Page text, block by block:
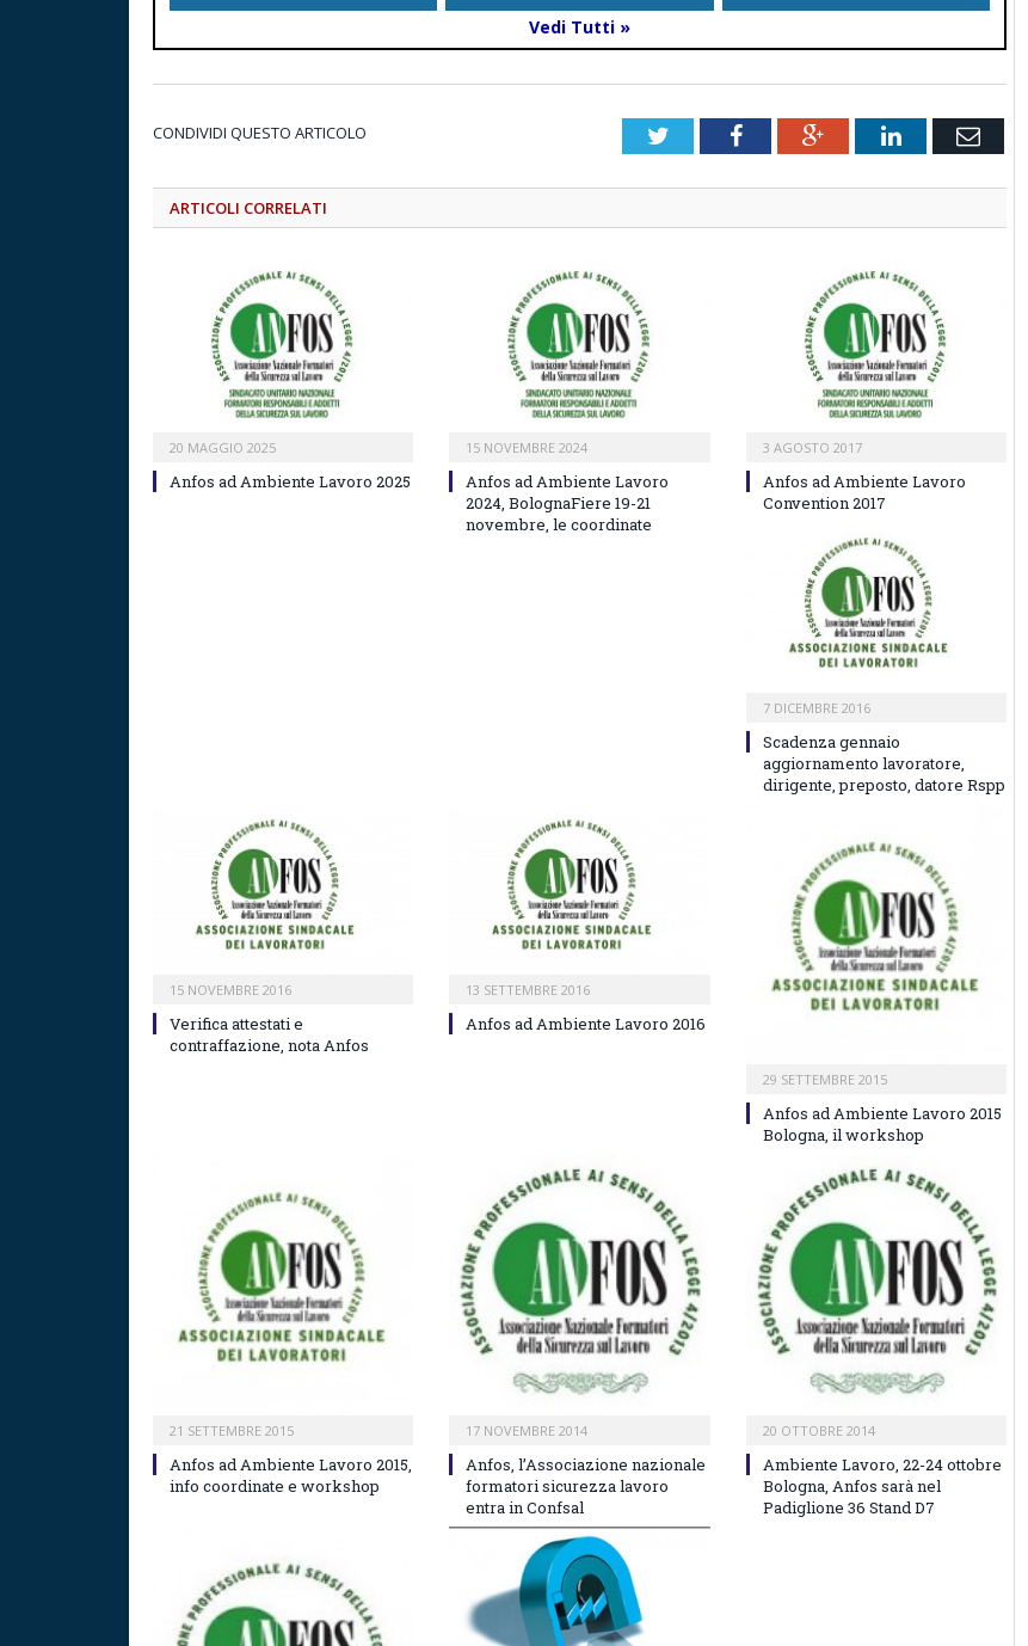
Vedi Tutti »
CONDIVIDI QUESTO ARTICOLO TwitterFacebookGoogle+LinkedInEmail
ARTICOLI CORRELATI
20 MAGGIO 2025
Anfos ad Ambiente Lavoro 2025
15 NOVEMBRE 2024
Anfos ad Ambiente Lavoro
2024, BolognaFiere 19-21
novembre, le coordinate
3 AGOSTO 2017
Anfos ad Ambiente Lavoro
Convention 2017
7 DICEMBRE 2016
Scadenza gennaio
aggiornamento lavoratore,
dirigente, preposto, datore Rspp
15 NOVEMBRE 2016
Verifica attestati e
contraffazione, nota Anfos
13 SETTEMBRE 2016
Anfos ad Ambiente Lavoro 2016
29 SETTEMBRE 2015
Anfos ad Ambiente Lavoro 2015
Bologna, il workshop
21 SETTEMBRE 2015
Anfos ad Ambiente Lavoro 2015,
info coordinate e workshop
17 NOVEMBRE 2014
Anfos, l’Associazione nazionale
formatori sicurezza lavoro
entra in Confsal
20 OTTOBRE 2014
Ambiente Lavoro, 22-24 ottobre
Bologna, Anfos sarà nel
Padiglione 36 Stand D7